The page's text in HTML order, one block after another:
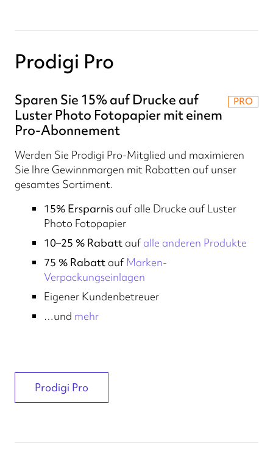
Prodigi Pro
Sparen Sie 15% auf Drucke auf
Luster Photo Fotopapier mit einem
Pro-Abonnement
PRO
Werden Sie Prodigi Pro-Mitglied und maximieren
Sie Ihre Gewinnmargen mit Rabatten auf unser
gesamtes Sortiment.
15% Ersparnis auf alle Drucke auf Luster
Photo Fotopapier
10–25 % Rabatt aufalle anderen Produkte
75 % Rabatt aufMarken-
Verpackungseinlagen
Eigener Kundenbetreuer
…und mehr
Prodigi Pro